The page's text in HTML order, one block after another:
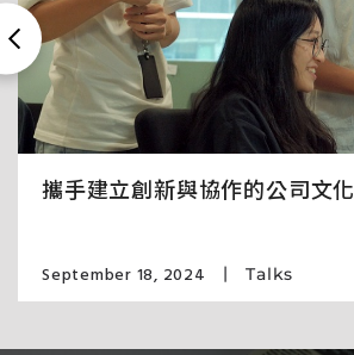
攜手建立創新與協作的公司文化
September 18, 2024 Talks